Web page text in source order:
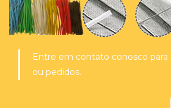
Entre em contato conosco para
ou pedidos.